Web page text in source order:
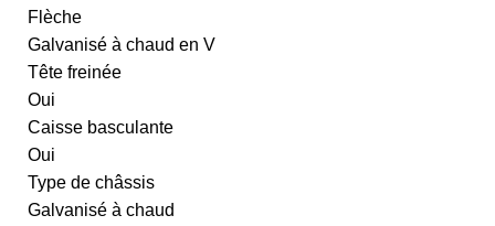
Flèche
Galvanisé à chaud en V
Tête freinée
Oui
Caisse basculante
Oui
Type de châssis
Galvanisé à chaud